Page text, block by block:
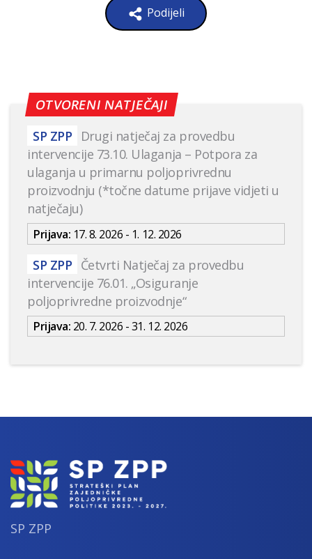
Podijeli
OTVORENI NATJEČAJI
SP ZPP
Drugi natječaj za provedbu
intervencije 73.10. Ulaganja – Potpora za
ulaganja u primarnu poljoprivrednu
proizvodnju (*točne datume prijave vidjeti u
natječaju)
Prijava: 17. 8. 2026 - 1. 12. 2026
SP ZPP Četvrti Natječaj za provedbu
intervencije 76.01. „Osiguranje
poljoprivredne proizvodnje“
Prijava: 20. 7. 2026 - 31. 12. 2026
SP ZPP